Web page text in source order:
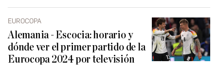
EUROCOPA
Alemania - Escocia: horario y
dónde ver el primer partido de la
Eurocopa 2024 por televisión